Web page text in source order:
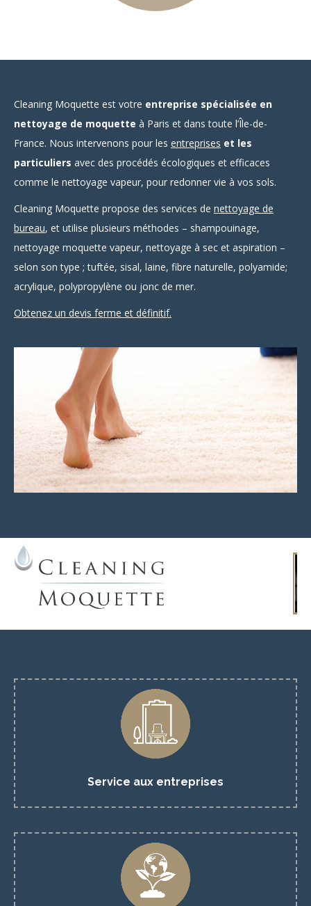
Aspiration
nettoyage de moquette.
Cleaning Moquette est votre entreprise spécialisée en
nettoyage de moquette à Paris et dans toute l’Île-de-
France. Nous intervenons pour les entreprises et les
particuliers avec des procédés écologiques et efficaces
comme le nettoyage vapeur, pour redonner vie à vos sols.
Cleaning Moquette propose des services de nettoyage de
bureau, et utilise plusieurs méthodes – shampouinage,
nettoyage moquette vapeur, nettoyage à sec et aspiration –
selon son type ; tuftée, sisal, laine, fibre naturelle, polyamide;
acrylique, polypropylène ou jonc de mer.
Obtenez un devis ferme et définitif.
Service aux entreprises
Maintenance, entretien et nettoyage de moquette pour
les entreprises
Cleaning Moquette s’engage à n'utiliser que des produits
de nettoyage 100% naturels et écologique